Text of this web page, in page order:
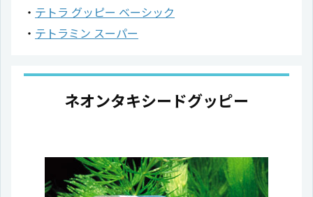
テトラ グッピー ベーシック
テトラミン スーパー
ネオンタキシードグッピー